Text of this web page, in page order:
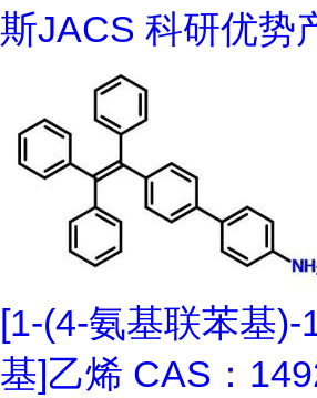
斯JACS 科研优势
[1-(4-氨基联苯基)-
基]乙烯 CAS：